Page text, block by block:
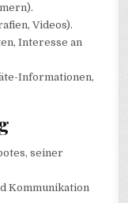
Videos).
Interesse an
Informationen,
seiner
Kommunikation